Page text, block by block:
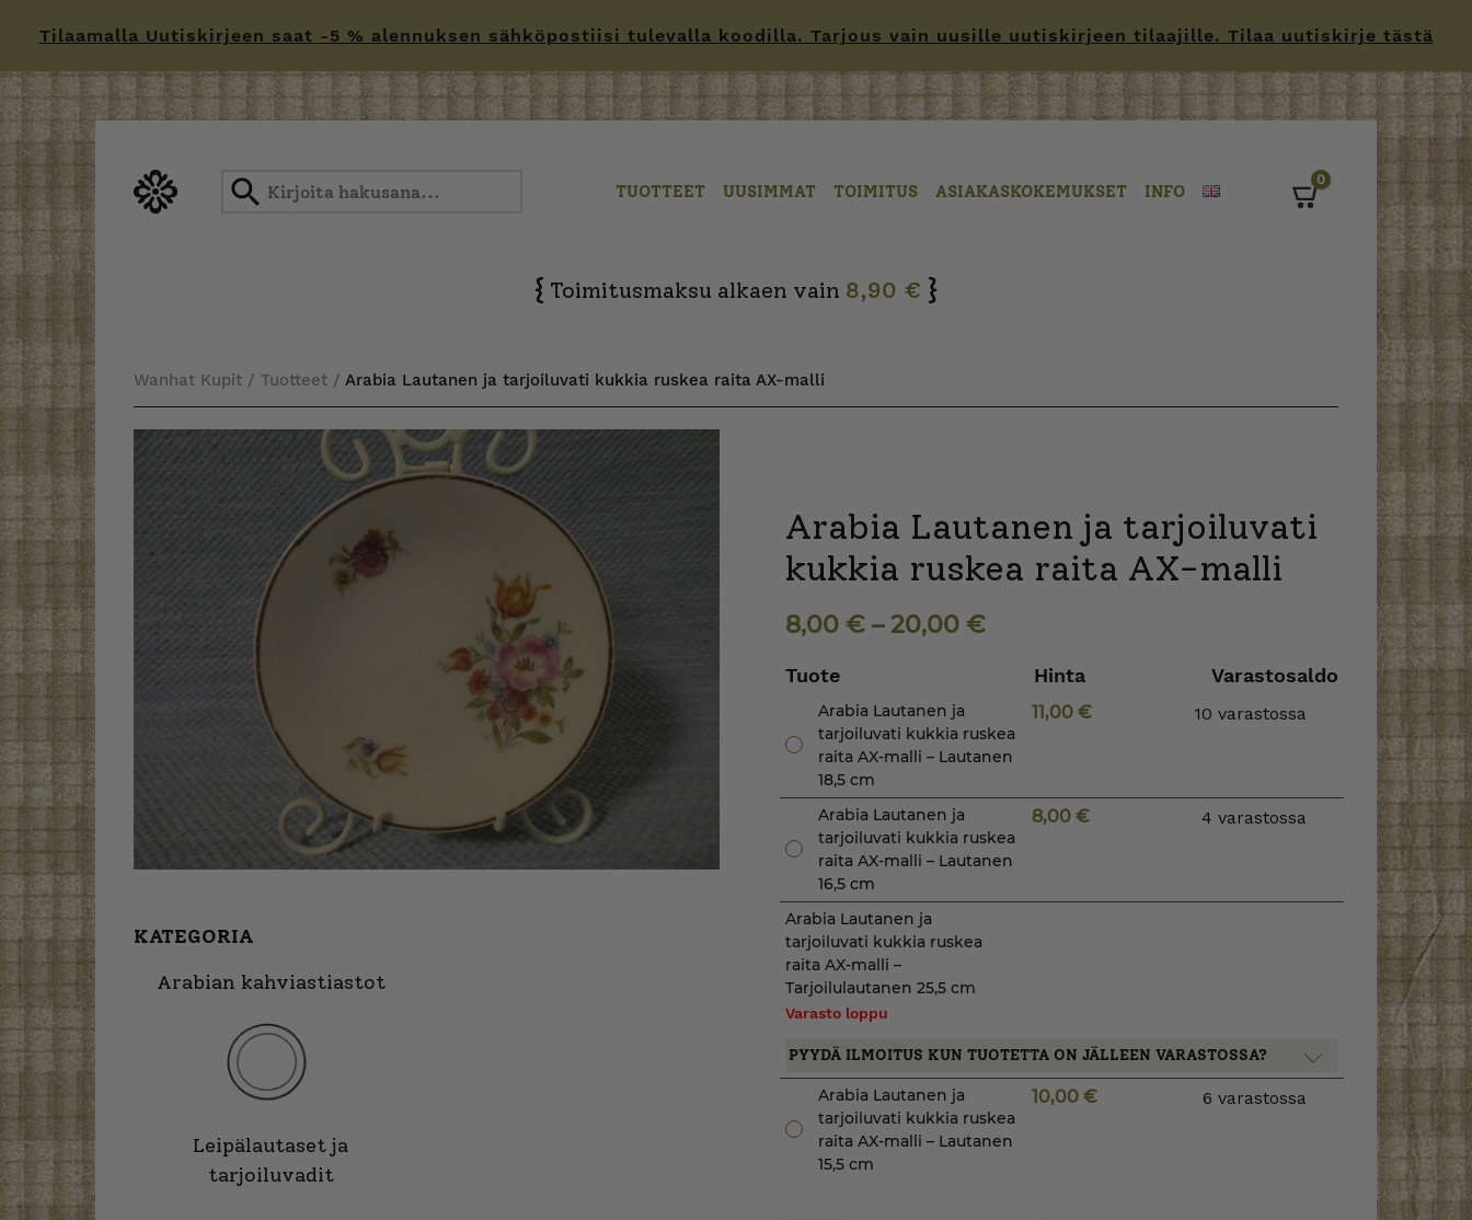
Tilaamalla Uutiskirjeen saat -5 % alennuksen sähköpostiisi tulevalla koodilla. Tarjous vain uusille uutiskirjeen tilaajille. Tilaa uutiskirje tästä
to
TUOTTEET UUSIMMAT TOIMITUS ASIAKASKOKEMUKSET INFO
0
{ Toimitusmaksu alkaen vain 8,90 € }
Wanhat Kupit / Tuotteet / Arabia Lautanen ja tarjoiluvati kukkia ruskea raita AX-malli
KATEGORIA
Arabian kahviastiastot
Leipälautaset ja
tarjoiluvadit
Arabia Lautanen ja tarjoiluvati
kukkia ruskea raita AX-malli
8,00 €–20,00 €
Tuote Hinta Varastosaldo
Arabia Lautanen ja
tarjoiluvati kukkia ruskea
raita AX-malli – Lautanen
18,5 cm
11,00 € 10 varastossa
Arabia Lautanen ja
tarjoiluvati kukkia ruskea
raita AX-malli – Lautanen
16,5 cm
8,00 € 4 varastossa
Arabia Lautanen ja
tarjoiluvati kukkia ruskea
raita AX-malli –
Tarjoilulautanen 25,5 cm
Varasto loppu
PYYDÄ ILMOITUS KUN TUOTETTA ON JÄLLEEN VARASTOSSA?
Arabia Lautanen ja
tarjoiluvati kukkia ruskea
raita AX-malli – Lautanen
15,5 cm
10,00 € 6 varastossa